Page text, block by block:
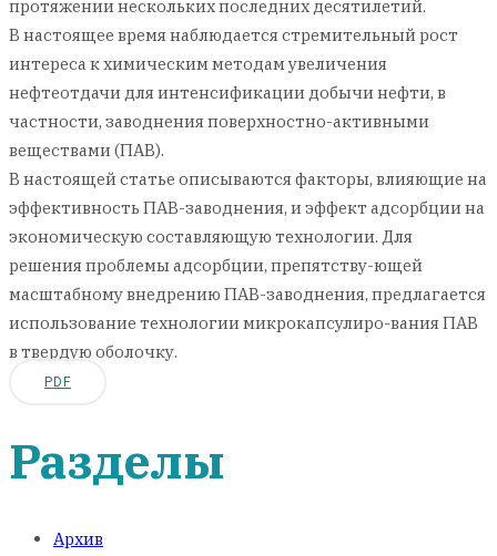
протяжении нескольких последних десятилетий.
В настоящее время наблюдается стремительный рост
интереса к химическим методам увеличения
нефтеотдачи для интенсификации добычи нефти, в
частности, заводнения поверхностно-активными
веществами (ПАВ).
В настоящей статье описываются факторы, влияющие на
эффективность ПАВ-заводнения, и эффект адсорбции на
экономическую составляющую технологии. Для
решения проблемы адсорбции, препятству-ющей
масштабному внедрению ПАВ-заводнения, предлагается
использование технологии микрокапсулиро-вания ПАВ
в твердую оболочку.
PDF
Разделы
Архив